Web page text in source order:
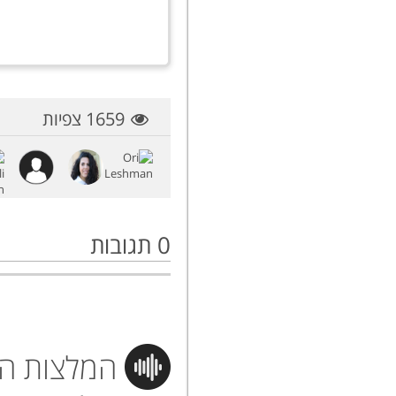
1659 צפיות
0 תגובות
המלצות